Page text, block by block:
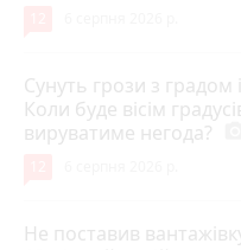
Сунуть грози з градом
Коли буде вісім
вируватиме негода?
Не поставив